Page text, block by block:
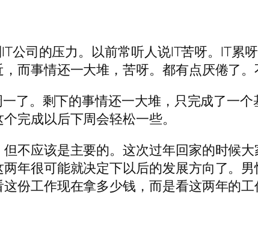
公司的压力。以前常听人说IT苦呀。IT累
而事情还一大堆，苦呀。都有点厌倦了。
了。剩下的事情还一大堆，只完成了一
完成以后下周会轻松一些。
不应该是主要的。这次过年回家的时候
年很可能就决定下以后的发展方向了。
份工作现在拿多少钱，而是看这两年的工